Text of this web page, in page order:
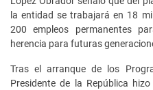
la entidad se trabajará en 18
200 empleos permanentes
herencia para futuras
Tras el arranque de los
Presidente de la República